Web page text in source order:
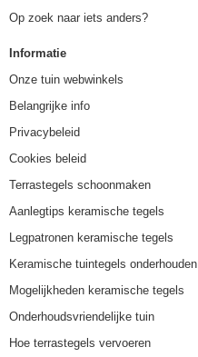
Op zoek naar iets anders?
Informatie
Onze tuin webwinkels
Belangrijke info
Privacybeleid
Cookies beleid
Terrastegels schoonmaken
Aanlegtips keramische tegels
Legpatronen keramische tegels
Keramische tuintegels onderhouden
Mogelijkheden keramische tegels
Onderhoudsvriendelijke tuin
Hoe terrastegels vervoeren